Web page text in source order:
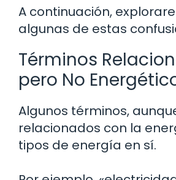
A continuación,
algunas de estas
Términos
pero No
Algunos términos,
relacionados con la
tipos de energía en sí.